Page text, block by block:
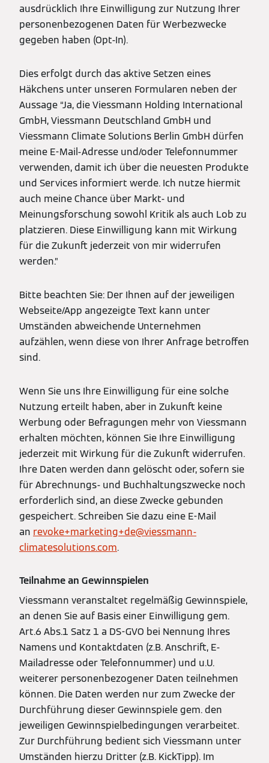
ausdrücklich Ihre Einwilligung zur Nutzung Ihrer
personenbezogenen Daten für Werbezwecke
gegeben haben (Opt-In).
Dies erfolgt durch das aktive Setzen eines
Häkchens unter unseren Formularen neben der
Aussage “Ja, die Viessmann Holding International
GmbH, Viessmann Deutschland GmbH und
Viessmann Climate Solutions Berlin GmbH dürfen
meine E-Mail-Adresse und/oder Telefonnummer
verwenden, damit ich über die neuesten Produkte
und Services informiert werde. Ich nutze hiermit
auch meine Chance über Markt- und
Meinungsforschung sowohl Kritik als auch Lob zu
platzieren. Diese Einwilligung kann mit Wirkung
für die Zukunft jederzeit von mir widerrufen
werden.”
Bitte beachten Sie: Der Ihnen auf der jeweiligen
Webseite/App angezeigte Text kann unter
Umständen abweichende Unternehmen
aufzählen, wenn diese von Ihrer Anfrage betroffen
sind.
Wenn Sie uns Ihre Einwilligung für eine solche
Nutzung erteilt haben, aber in Zukunft keine
Werbung oder Befragungen mehr von Viessmann
erhalten möchten, können Sie Ihre Einwilligung
jederzeit mit Wirkung für die Zukunft widerrufen.
Ihre Daten werden dann gelöscht oder, sofern sie
für Abrechnungs- und Buchhaltungszwecke noch
erforderlich sind, an diese Zwecke gebunden
gespeichert. Schreiben Sie dazu eine E-Mail
an revoke+marketing+de@viessmann-
climatesolutions.com.
Teilnahme an Gewinnspielen
Viessmann veranstaltet regelmäßig Gewinnspiele,
an denen Sie auf Basis einer Einwilligung gem.
Art.6 Abs.1 Satz 1 a DS-GVO bei Nennung Ihres
Namens und Kontaktdaten (z.B. Anschrift, E-
Mailadresse oder Telefonnummer) und u.U.
weiterer personenbezogener Daten teilnehmen
können. Die Daten werden nur zum Zwecke der
Durchführung dieser Gewinnspiele gem. den
jeweiligen Gewinnspielbedingungen verarbeitet.
Zur Durchführung bedient sich Viessmann unter
Umständen hierzu Dritter (z.B. KickTipp). Im